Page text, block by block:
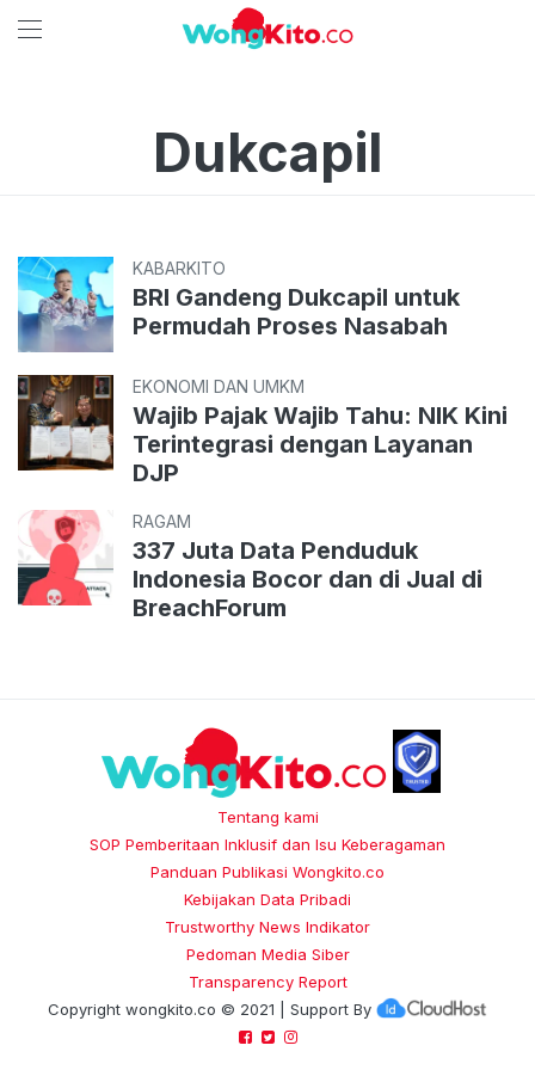
Dukcapil
KABARKITO
BRI Gandeng Dukcapil untuk
Permudah Proses Nasabah
EKONOMI DAN UMKM
Wajib Pajak Wajib Tahu: NIK Kini
Terintegrasi dengan Layanan
DJP
RAGAM
337 Juta Data Penduduk
Indonesia Bocor dan di Jual di
BreachForum
Tentang kami
SOP Pemberitaan Inklusif dan Isu Keberagaman
Panduan Publikasi Wongkito.co
Kebijakan Data Pribadi
Trustworthy News Indikator
Pedoman Media Siber
Transparency Report
Copyright wongkito.co © 2021 | Support By